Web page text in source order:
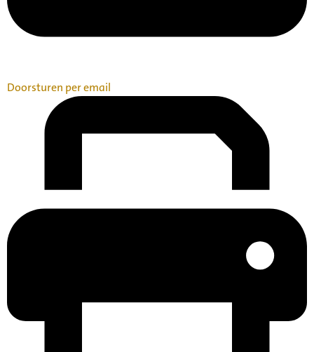
Doorsturen per email